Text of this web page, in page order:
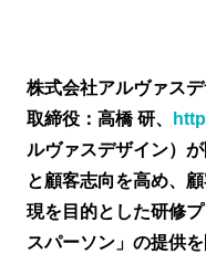
株式会社アルヴァス
取締役：高橋 研、
ルヴァスデザイン）
と顧客志向を高め、
現を目的とした研修
スパーソン」の提供を